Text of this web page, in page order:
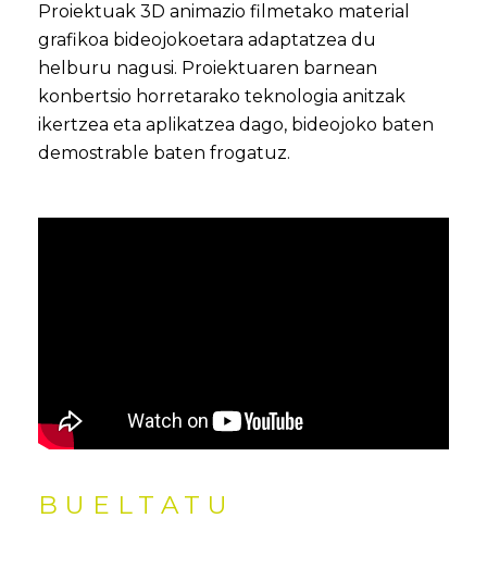
Proiektuak 3D animazio filmetako material
grafikoa bideojokoetara adaptatzea du
helburu nagusi. Proiektuaren barnean
konbertsio horretarako teknologia anitzak
ikertzea eta aplikatzea dago, bideojoko baten
demostrable baten frogatuz.
BUELTATU